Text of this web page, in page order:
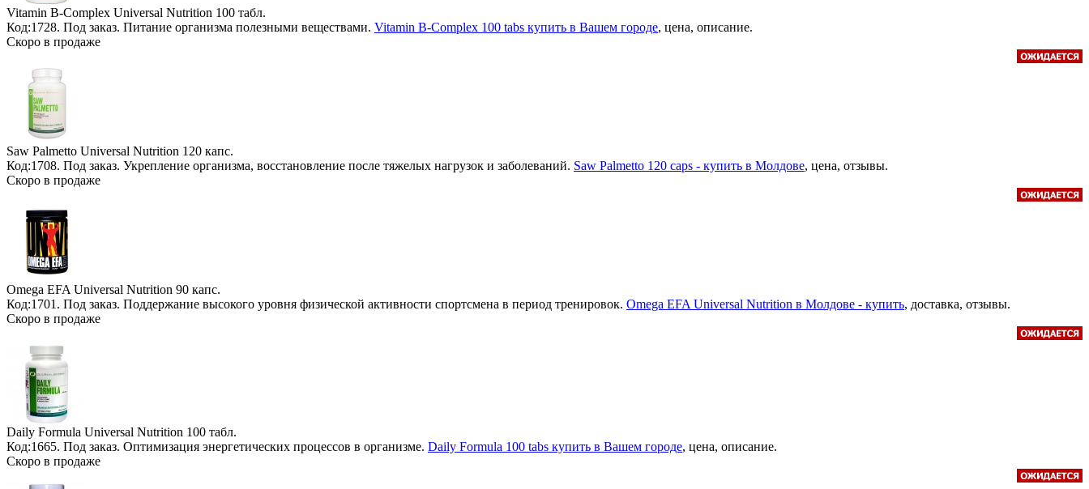
Vitamin B-Complex Universal Nutrition 100 табл.
Код:1728. Под заказ. Питание организма полезными веществами. Vitamin B-Complex 100 tabs купить в Вашем городе, цена, описание.
Скоро в продаже
Saw Palmetto Universal Nutrition 120 капс.
Код:1708. Под заказ. Укрепление организма, восстановление после тяжелых нагрузок и заболеваний. Saw Palmetto 120 caps - купить в Молдове, цена, отзывы.
Скоро в продаже
Omega EFA Universal Nutrition 90 капс.
Код:1701. Под заказ. Поддержание высокого уровня физической активности спортсмена в период тренировок. Omega EFA Universal Nutrition в Молдове - купить, доставка, отзывы.
Скоро в продаже
Daily Formula Universal Nutrition 100 табл.
Код:1665. Под заказ. Оптимизация энергетических процессов в организме. Daily Formula 100 tabs купить в Вашем городе, цена, описание.
Скоро в продаже